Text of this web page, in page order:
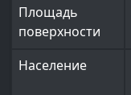
Площадь
поверхности
Население